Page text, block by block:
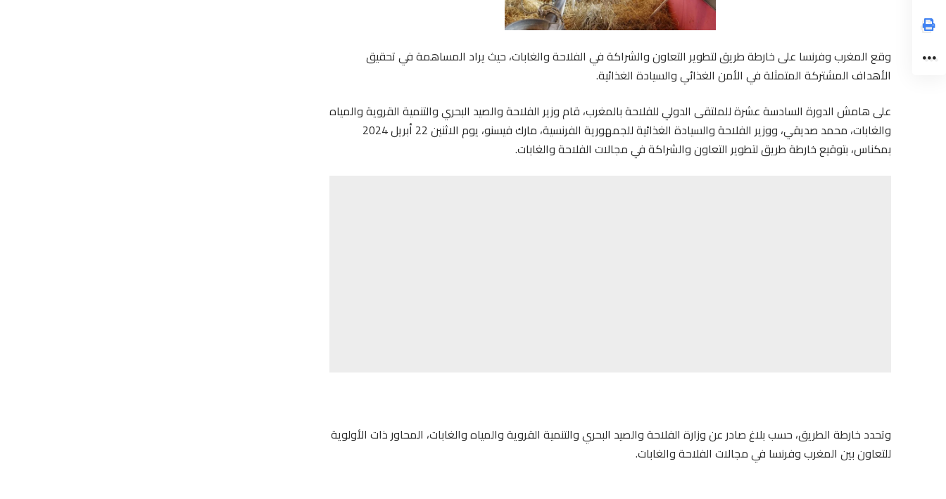
وقع المغرب وفرنسا على خارطة طريق لتطوير التعاون والشراكة في الفلاحة والغابات، حيث يراد المساهمة في تحقيق
الأهداف المشتركة المتمثلة في الأمن الغذائي والسيادة الغذائية.
على هامش الدورة السادسة عشرة للملتقى الدولي للفلاحة بالمغرب، قام وزير الفلاحة والصيد البحري والتنمية القروية والمياه
والغابات، محمد صديقي، ووزير الفلاحة والسيادة الغذائية للجمهورية الفرنسية، مارك فيسنو، يوم الاثنين 22 أبريل 2024
بمكناس، بتوقيع خارطة طريق لتطوير التعاون والشراكة في مجالات الفلاحة والغابات.
وتحدد خارطة الطريق، حسب بلاغ صادر عن وزارة الفلاحة والصيد البحري والتنمية القروية والمياه والغابات، المحاور ذات الأولوية
للتعاون بين المغرب وفرنسا في مجالات الفلاحة والغابات.